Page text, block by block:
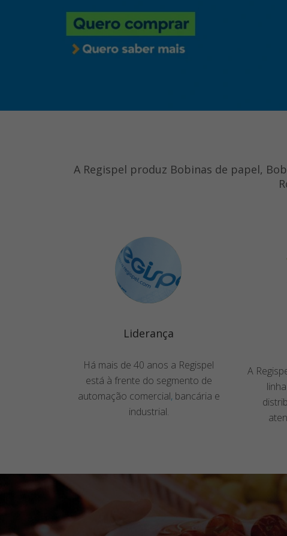
A Regispel produz Bobinas de papel,
Liderança
Há mais de 40 anos a Regispel
está à frente do segmento de
automação comercial,bancária e
industrial.
A